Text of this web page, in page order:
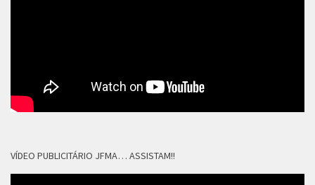
VÍDEO PUBLICITÁRIO JFMA… ASSISTAM!!